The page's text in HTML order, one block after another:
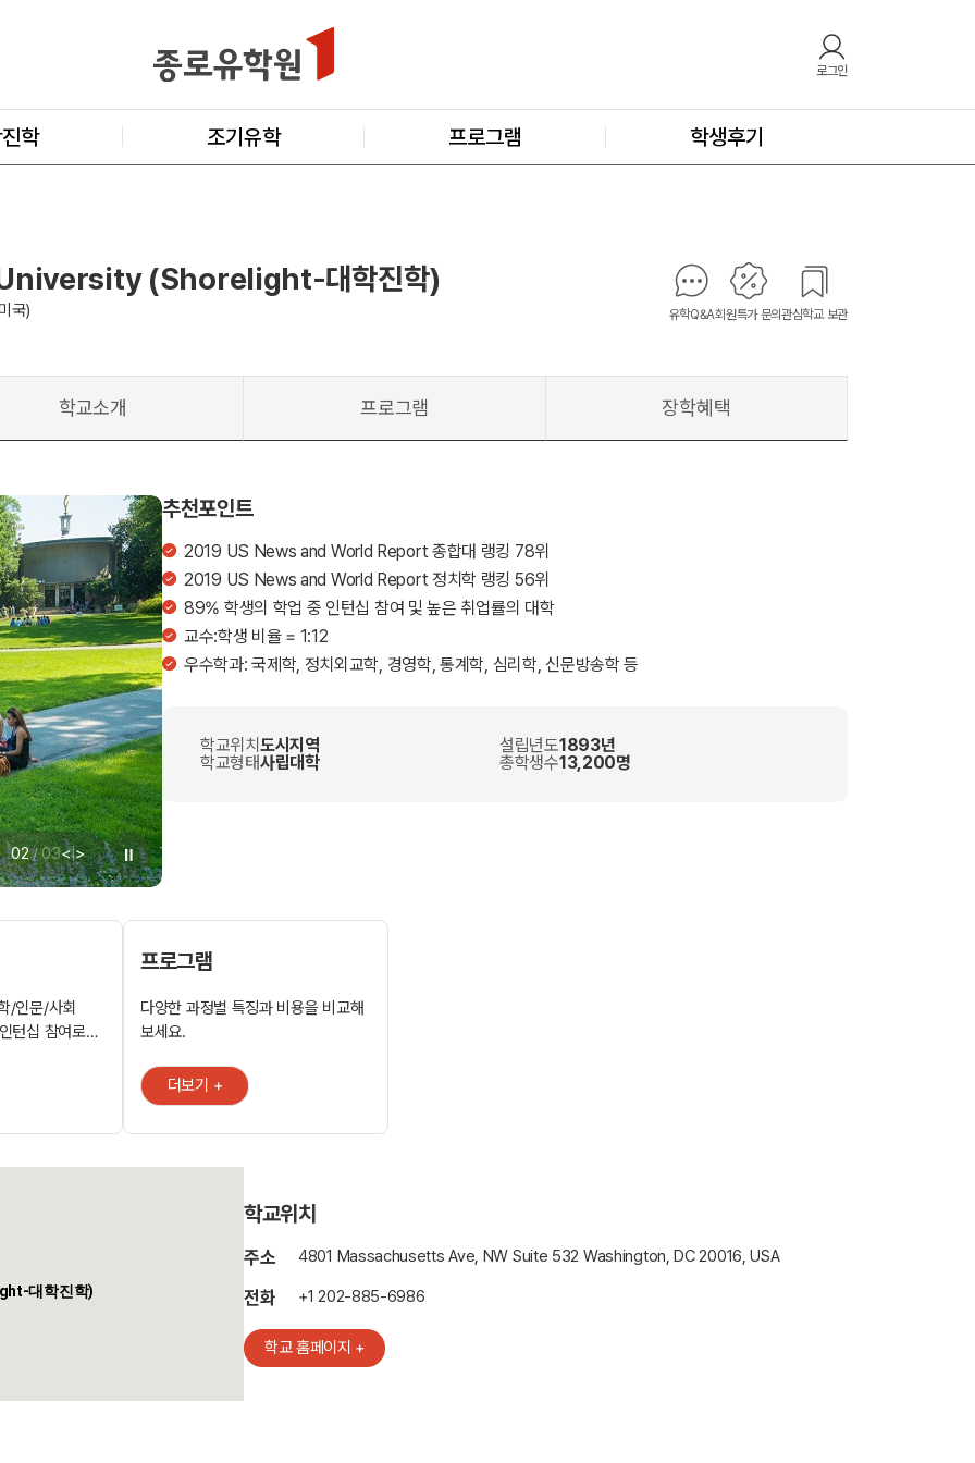
로그인
학 조기유학 프로그램 학생후기
(Shorelight-대학진학)
국) 유학Q&A회원특가 문의관심학교 보관
학교소개 프로그램 장학혜택
02/03<|>
추천포인트
2019 US News and World Report 종합대 랭킹 78위
2019 US News and World Report 정치학 랭킹 56위
89% 학생의 학업 중 인턴십 참여 및 높은 취업률의 대학
교수:학생 비율 = 1:12
우수학과: 국제학, 정치외교학, 경영학, 통계학, 심리학, 신문방송학 등
학교위치 도시지역 설립년도1893년
학교형태사립대학 총학생수13,200명
/인문/사회
턴십 참여로
프로그램
다양한 과정별 특징과 비용을 비교해
보세요.
더보기 +
대학진학)
학교위치
주소 4801 Massachusetts Ave, NW Suite 532 Washington, DC 20016, USA
전화 +1 202-885-6986
학교 홈페이지 +